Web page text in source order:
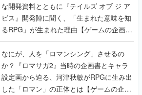
な開発資料とともに『テイルズ オブ ジ ア
ビス』開発陣に聞く、「生まれた意味を知
るRPG」が生まれた理由【ゲームの企画
書】
なにが、人を「ロマンシング」させるの
か？『ロマサガ2』当時の企画書とキャラ
設定画から迫る、河津秋敏がRPGに生み出
した「ロマン」の正体とは【ゲームの企画